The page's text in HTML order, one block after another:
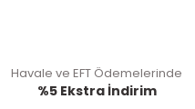
Havale ve EFT Ödemelerinde
%5 Ekstra İndirim